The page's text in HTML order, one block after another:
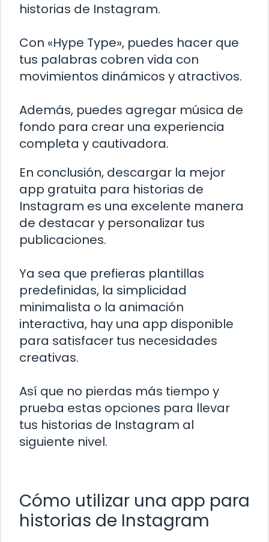
historias de Instagram.
Con «Hype Type», puedes hacer que
tus palabras cobren vida con
movimientos dinámicos y atractivos.
Además, puedes agregar música de
fondo para crear una experiencia
completa y cautivadora.
En conclusión, descargar la mejor
app gratuita para historias de
Instagram es una excelente manera
de destacar y personalizar tus
publicaciones.
Ya sea que prefieras plantillas
predefinidas, la simplicidad
minimalista o la animación
interactiva, hay una app disponible
para satisfacer tus necesidades
creativas.
Así que no pierdas más tiempo y
prueba estas opciones para llevar
tus historias de Instagram al
siguiente nivel.
Cómo utilizar una app para
historias de Instagram